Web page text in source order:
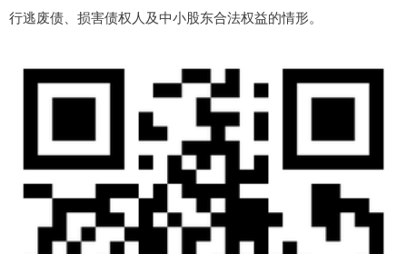
行逃废债、损害债权人及中小股东合法权益的情形。